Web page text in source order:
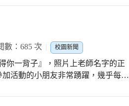
人。
產生負向與正向的身心反應。當學
。 最後，提供孩子減
、少吃零食、星星呼吸法...喝
紹小天使信箱，與孩子討論什麼時
年級學生更融入國小生活，真的幫
數：685 次 校園新聞
你一背子』，照片上老師名字的正
活動的小朋友非常踴躍，幾乎每個